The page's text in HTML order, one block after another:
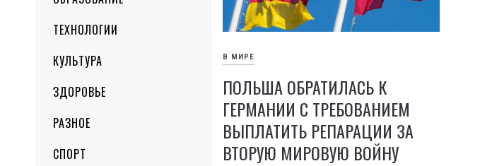
ТЕХНОЛОГИИ
КУЛЬТУРА
ЗДОРОВЬЕ
РАЗНОЕ
СПОРТ
В МИРЕ
ПОЛЬША ОБРАТИЛАСЬ К
ГЕРМАНИИ С ТРЕБОВАНИЕМ
ВЫПЛАТИТЬ РЕПАРАЦИИ ЗА
ВТОРУЮ МИРОВУЮ ВОЙНУ